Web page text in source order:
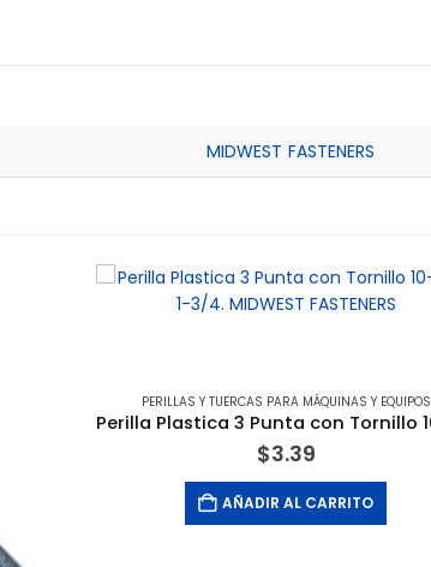
MIDWEST FASTENERS
PERILLAS Y TUERCAS PARA MÁQUINAS Y EQUIPOS
$3.39
AÑADIR AL CARRITO